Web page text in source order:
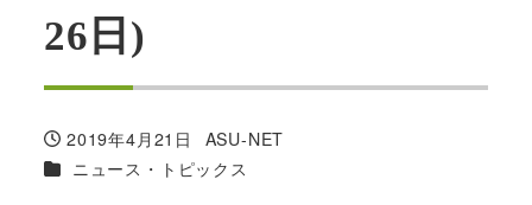
26日)
投稿日
2019年4月21日
著
者
ASU-NET
カテゴリー
ニュース・トピックス